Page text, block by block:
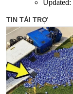
Updated: